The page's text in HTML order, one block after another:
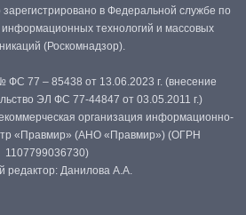
в Федеральной службе по
технологий и массовых
(Роскомнадзор).
ФС 77 – 85438 от 13.06.2023 г. (внесение
ЭЛ ФС 77-44847 от 03.05.2011 г.)
организация информационно-
«Правмир» (АНО «Правмир») (ОГРН
1107799036730)
редактор: Данилова А.А.